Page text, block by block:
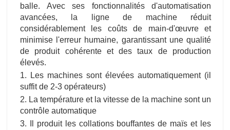
balle. Avec ses fonctionnalités d'automatisation
avancées, la ligne de machine réduit
considérablement les coûts de main-d'œuvre et
minimise l'erreur humaine, garantissant une qualité
de produit cohérente et des taux de production
élevés.
1. Les machines sont élevées automatiquement (il
suffit de 2-3 opérateurs)
2. La température et la vitesse de la machine sont un
contrôle automatique
3. Il produit les collations bouffantes de maïs et les